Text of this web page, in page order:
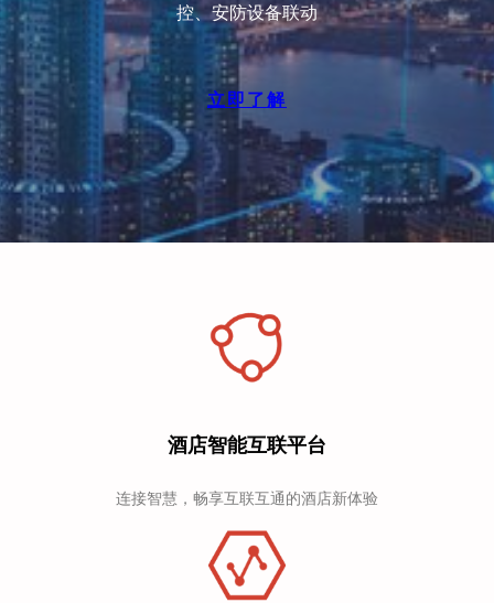
控、安防设备联动
立即了解
酒店智能互联平台
连接智慧，畅享互联互通的酒店新体验